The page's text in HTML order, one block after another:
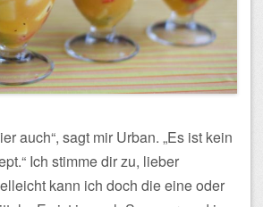
auch“, sagt mir Urban. „Es ist kein
Ich stimme dir zu, lieber
kann ich doch die eine oder